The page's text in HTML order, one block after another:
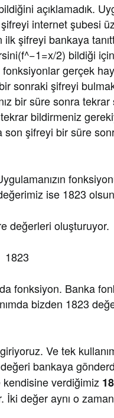
açıklamadık.
internet şubesi
şifreyi bankaya
2) bildiği
gerçek
sonraki şifreyi
bir süre sonra
bildirmeniz
son şifreyi bir süre
ise 1823 olsun
değerleri oluşturuyor.
fonksiyon. Banka
bizden 1823
Ve tek
bankaya
verdiğimiz
İki değer aynı o